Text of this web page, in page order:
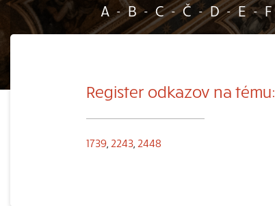
A - B - C - Č - D - E - F
Register odkazov na tému:
1739 2243 2448